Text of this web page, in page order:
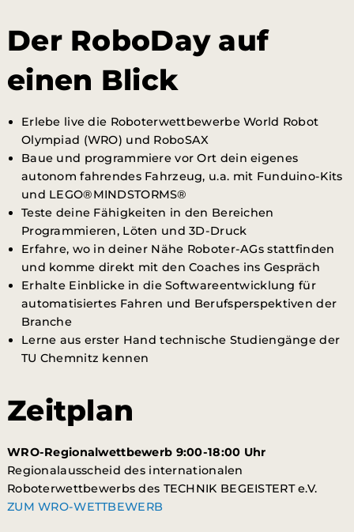
Der RoboDay auf
einen Blick
Erlebe live die Roboterwettbewerbe World Robot
Olympiad (WRO) und RoboSAX
Baue und programmiere vor Ort dein eigenes
autonom fahrendes Fahrzeug, u.a. mit Funduino-Kits
und LEGO®MINDSTORMS®
Teste deine Fähigkeiten in den Bereichen
Programmieren, Löten und 3D-Druck
Erfahre, wo in deiner Nähe Roboter-AGs stattfinden
und komme direkt mit den Coaches ins Gespräch
Erhalte Einblicke in die Softwareentwicklung für
automatisiertes Fahren und Berufsperspektiven der
Branche
Lerne aus erster Hand technische Studiengänge der
TU Chemnitz kennen
Zeitplan
WRO-Regionalwettbewerb 9:00-18:00 Uhr
Regionalausscheid des internationalen
Roboterwettbewerbs des TECHNIK BEGEISTERT e.V.
ZUM WRO-WETTBEWERB